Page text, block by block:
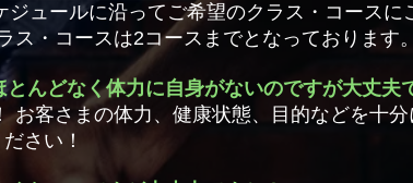
ュールに沿ってご希望のクラス・コースに
ス・コースは2コースまでとなっております。
とんどなく体力に自身がないのですが大丈夫
お客さまの体力、健康状態、目的などを十
さい！